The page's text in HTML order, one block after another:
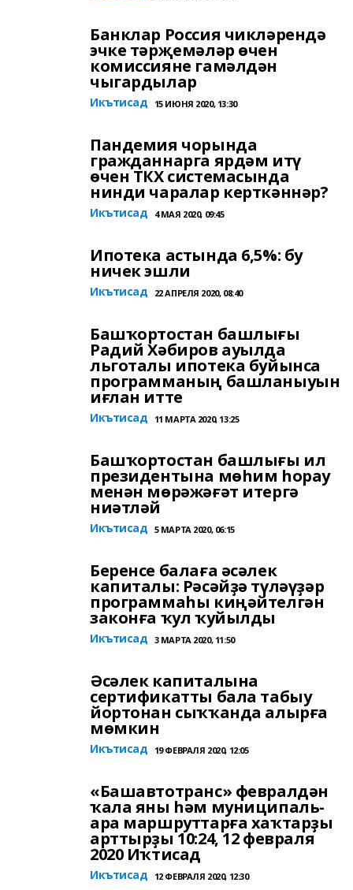
Банклар Россия чикләрендә
эчке тәрҗемәләр өчен
комиссияне гамәлдән
чыгардылар
Икътисад 15 ИЮНЯ 2020, 13:30
Пандемия чорында
гражданнарга ярдәм итү
өчен ТКХ системасында
нинди чаралар керткәннәр?
Икътисад 4 МАЯ 2020, 09:45
Ипотека астында 6,5%: бу
ничек эшли
Икътисад 22 АПРЕЛЯ 2020, 08:40
Башҡортостан башлығы
Радий Хәбиров ауылда
льготалы ипотека буйынса
программаның башланыуын
иғлан итте
Икътисад 11 МАРТА 2020, 13:25
Башҡортостан башлығы ил
президентына мөһим һорау
менән мөрәжәғәт итергә
ниәтләй
Икътисад 5 МАРТА 2020, 06:15
Беренсе балаға әсәлек
капиталы: Рәсәйҙә түләүҙәр
программаһы киңәйтелгән
законға ҡул ҡуйылды
Икътисад 3 МАРТА 2020, 11:50
Әсәлек капиталына
сертификатты бала табыу
йортонан сыҡҡанда алырға
мөмкин
Икътисад 19 ФЕВРАЛЯ 2020, 12:05
«Башавтотранс» февралдән
ҡала яны һәм муниципаль-
ара маршруттарға хаҡтарҙы
арттырҙы 10:24, 12 февраля
2020 Иҡтисад
Икътисад 12 ФЕВРАЛЯ 2020, 12:30